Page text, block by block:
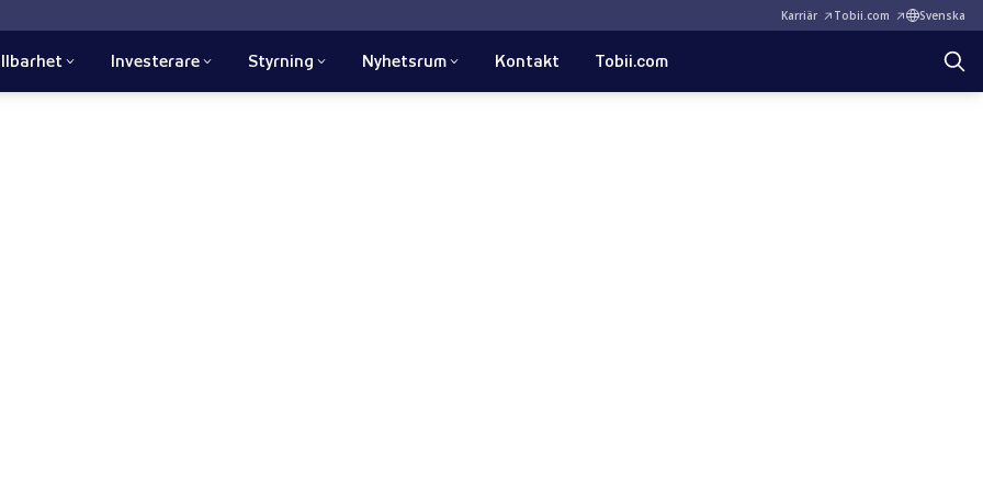
Karriär Tobii.com Svenska
Investerare Styrning Nyhetsrum Kontakt Tobii.com